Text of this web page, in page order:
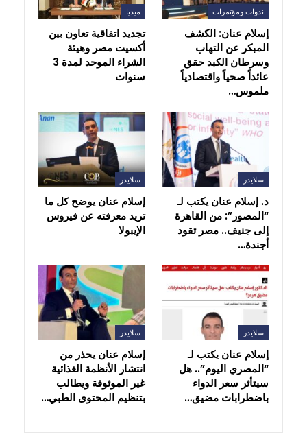
ندوات ومؤتمرات
إسلام عنان: الكشف
المبكر عن التهاب
وسرطان الكبد حقق
عائداً صحياً واقتصادياً
ملموس…
ميديا
تجديد اتفاقية تعاون بين
أكسيت مصر وهيئة
الشراء الموحد لمدة 3
سنوات
سلايدر
د. إسلام عنان يكتب لـ
“المصور”: من القاهرة
إلى جنيف.. مصر تقود
أجندة…
سلايدر
إسلام عنان يوضح كل ما
تريد معرفته عن فيروس
الإيبولا
سلايدر
إسلام عنان يكتب لـ
“المصري اليوم”.. هل
سيتأثر سعر الدواء
باضطرابات مضيق…
سلايدر
إسلام عنان يحذر من
انتشار الأنظمة الغذائية
غير الموثوقة ويطالب
بتنظيم المحتوى الطبي…